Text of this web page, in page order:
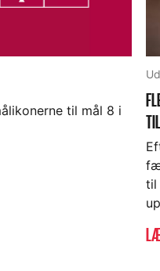
til mål 8 i
til